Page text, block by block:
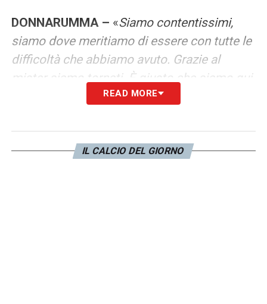
DONNARUMMA – «Siamo contentissimi,
siamo dove meritiamo di essere con tutte le
difficoltà che abbiamo avuto. Grazie al
mister siamo tornati. È giusto che siamo qui
e puntiamo anche a vincere. C’è tanto
una mano incredibile, non si può spiegare. Ci
siamo uniti nella sofferenza, si è vista la
READ MORE
IL CALCIO DEL GIORNO